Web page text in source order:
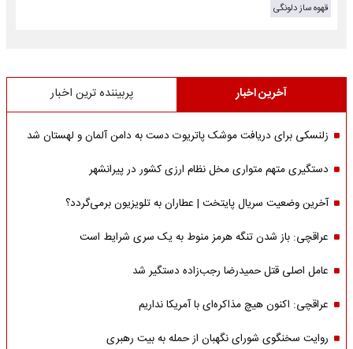
قهوه ساز دلونگی
آخرین اخبار پربیننده ترین اخبار
زلنسکی برای دریافت موشک پاتریوت دست به دامن آلمان و لهستان شد
دستگیری متهم متواری مخل نظام ارزی کشور در پیرانشهر
آخرین وضعیت سریال پایتخت | عطاران به تلویزیون برمی‌گردد؟
عراقچی: باز شدن تنگه هرمز منوط به یک سری شرایط است
عامل اصلی قتل حمیدرضا رجب‌زاده دستگیر شد
عراقچی: اکنون هیچ مذاکره‌ای با آمریکا نداریم
روایت سخنگوی شورای نگهبان از حمله به بیت رهبری